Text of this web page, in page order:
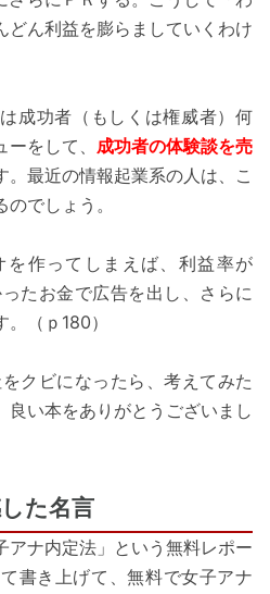
どん利益を膨らましていくわけ
成功者（もしくは権威者）何
をして、 成功者の体験談を売
。最近の情報起業系の人は、こ
でしょう。
を作ってしまえば、利益率が
たお金で広告を出し、さらに
（ｐ180）
クビになったら、考えてみた
良い本をありがとうございまし
た名言
アナ内定法」という無料レポー
書き上げて、無料で女子アナ